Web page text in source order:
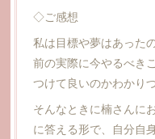
◇ご感想
私は目標や夢はあった
前の実際に今やるべき
つけて良いのかわかり
そんなときに楠さんに
に答える形で、自分自